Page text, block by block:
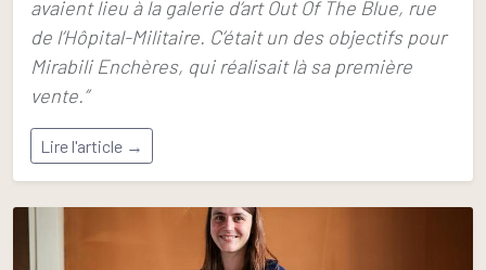
avaient lieu à la galerie d’art Out Of The Blue, rue
de l’Hôpital-Militaire. C’était un des objectifs pour
Mirabili Enchères, qui réalisait là sa première
vente.”
Lire l'article →